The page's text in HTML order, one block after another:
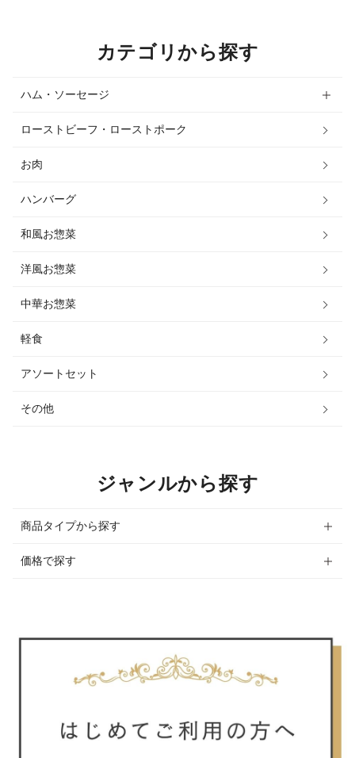
カテゴリから探す
ハム・ソーセージ
ローストビーフ・ローストポーク
お肉
ハンバーグ
和風お惣菜
洋風お惣菜
中華お惣菜
軽食
アソートセット
その他
ジャンルから探す
商品タイプから探す
価格で探す